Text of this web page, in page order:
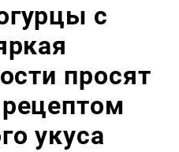
с
просят
укуса